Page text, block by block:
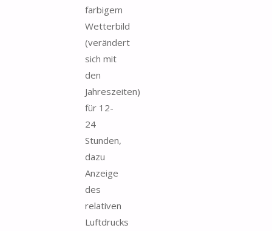
farbigem
Wetterbild
(verändert
sich mit
den
Jahreszeiten)
für 12-
24
Stunden,
dazu
Anzeige
des
relativen
Luftdrucks